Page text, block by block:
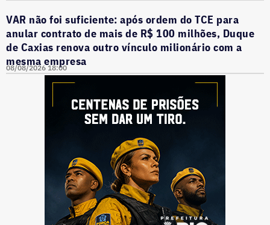
VAR não foi suficiente: após ordem do TCE para
anular contrato de mais de R$ 100 milhões, Duque
de Caxias renova outro vínculo milionário com a
mesma empresa
08/08/2026 18:00